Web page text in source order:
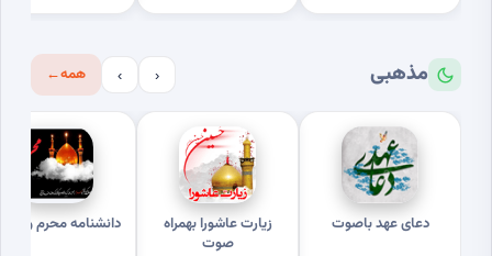
مذهبی ‹
› همه←
دعای عهد باصوت
زیارت عاشورا بهمراه
صوت
دانشنامه محرم